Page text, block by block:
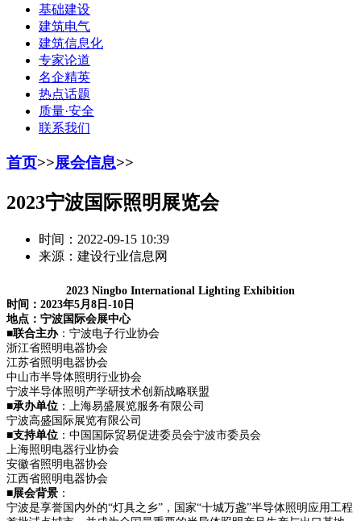
基础建设
建筑电气
建筑信息化
专家论道
名企精英
热点话题
质量·安全
联系我们
首页>>展会信息>>
2023宁波国际照明展览会
时间：2022-09-15 10:39
来源：建设行业信息网
2023 Ningbo International Lighting Exhibition
时间：2023年5 月 8日 -10 日
地点：宁波国际会展中心
■联合主办：宁波电子行业协会
浙江省照明电器协会
江苏省照明电器协会
中山市半导体照明行业协会
宁波半导体照明产学研技术创新战略联盟
■承办单位 ：上海易盛展览服务有限公司
宁波高盛国际展览有限公司
■支持单位 ：中国国际贸易促进委员会宁波市委员会
上海照明电器行业协会
安徽省照明电器协会
江西省照明电器协会
■展会背景 ：
宁波是享誉国内外的“灯具之乡”，国家“十城万盏”半导体照明应用工程